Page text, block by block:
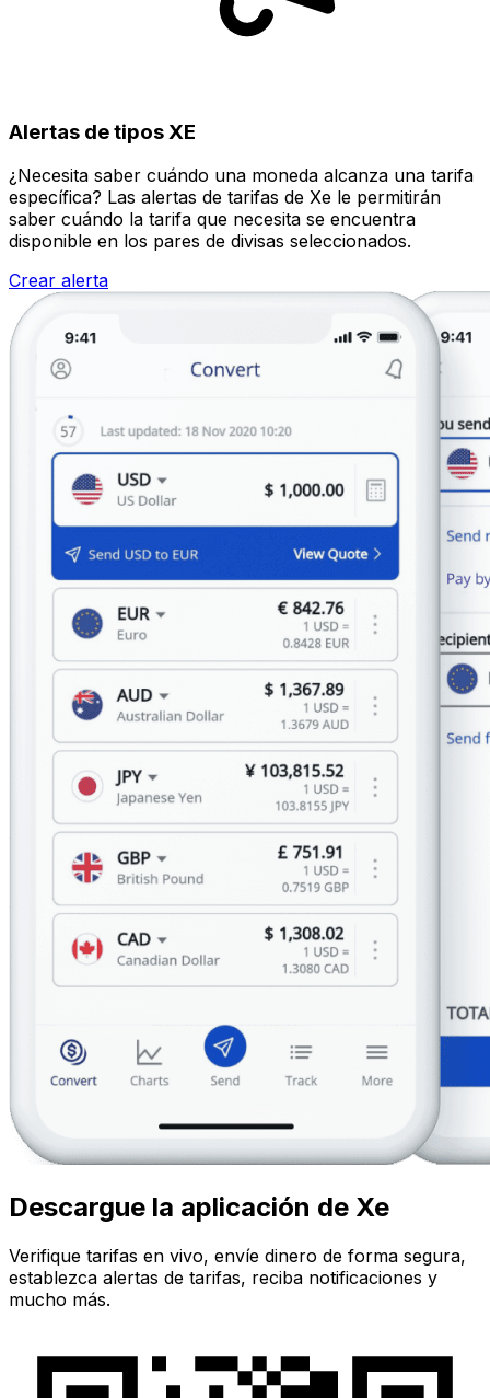
Alertas de tipos XE
¿Necesita saber cuándo una moneda alcanza una tarifa
específica? Las alertas de tarifas de Xe le permitirán
saber cuándo la tarifa que necesita se encuentra
disponible en los pares de divisas seleccionados.
Crear alerta
Descargue la aplicación de Xe
Verifique tarifas en vivo, envíe dinero de forma segura,
establezca alertas de tarifas, reciba notificaciones y
mucho más.